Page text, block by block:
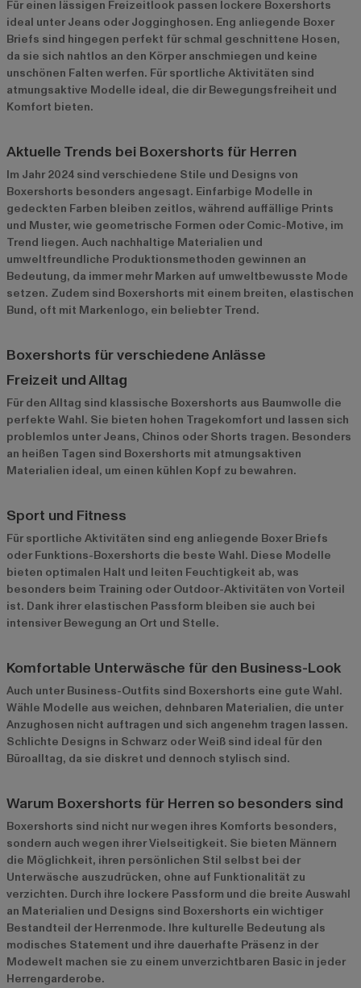
Für einen lässigen Freizeitlook passen lockere Boxershorts
ideal unter Jeans oder Jogginghosen. Eng anliegende Boxer
Briefs sind hingegen perfekt für schmal geschnittene Hosen,
da sie sich nahtlos an den Körper anschmiegen und keine
unschönen Falten werfen. Für sportliche Aktivitäten sind
atmungsaktive Modelle ideal, die dir Bewegungsfreiheit und
Komfort bieten.
Aktuelle Trends bei Boxershorts für Herren
Im Jahr 2024 sind verschiedene Stile und Designs von
Boxershorts besonders angesagt. Einfarbige Modelle in
gedeckten Farben bleiben zeitlos, während auffällige Prints
und Muster, wie geometrische Formen oder Comic-Motive, im
Trend liegen. Auch nachhaltige Materialien und
umweltfreundliche Produktionsmethoden gewinnen an
Bedeutung, da immer mehr Marken auf umweltbewusste Mode
setzen. Zudem sind Boxershorts mit einem breiten, elastischen
Bund, oft mit Markenlogo, ein beliebter Trend.
Boxershorts für verschiedene Anlässe
Freizeit und Alltag
Für den Alltag sind klassische Boxershorts aus Baumwolle die
perfekte Wahl. Sie bieten hohen Tragekomfort und lassen sich
problemlos unter Jeans, Chinos oder Shorts tragen. Besonders
an heißen Tagen sind Boxershorts mit atmungsaktiven
Materialien ideal, um einen kühlen Kopf zu bewahren.
Sport und Fitness
Für sportliche Aktivitäten sind eng anliegende Boxer Briefs
oder Funktions-Boxershorts die beste Wahl. Diese Modelle
bieten optimalen Halt und leiten Feuchtigkeit ab, was
besonders beim Training oder Outdoor-Aktivitäten von Vorteil
ist. Dank ihrer elastischen Passform bleiben sie auch bei
intensiver Bewegung an Ort und Stelle.
Komfortable Unterwäsche für den Business-Look
Auch unter Business-Outfits sind Boxershorts eine gute Wahl.
Wähle Modelle aus weichen, dehnbaren Materialien, die unter
Anzughosen nicht auftragen und sich angenehm tragen lassen.
Schlichte Designs in Schwarz oder Weiß sind ideal für den
Büroalltag, da sie diskret und dennoch stylisch sind.
Warum Boxershorts für Herren so besonders sind
Boxershorts sind nicht nur wegen ihres Komforts besonders,
sondern auch wegen ihrer Vielseitigkeit. Sie bieten Männern
die Möglichkeit, ihren persönlichen Stil selbst bei der
Unterwäsche auszudrücken, ohne auf Funktionalität zu
verzichten. Durch ihre lockere Passform und die breite Auswahl
an Materialien und Designs sind Boxershorts ein wichtiger
Bestandteil der Herrenmode. Ihre kulturelle Bedeutung als
modisches Statement und ihre dauerhafte Präsenz in der
Modewelt machen sie zu einem unverzichtbaren Basic in jeder
Herrengarderobe.